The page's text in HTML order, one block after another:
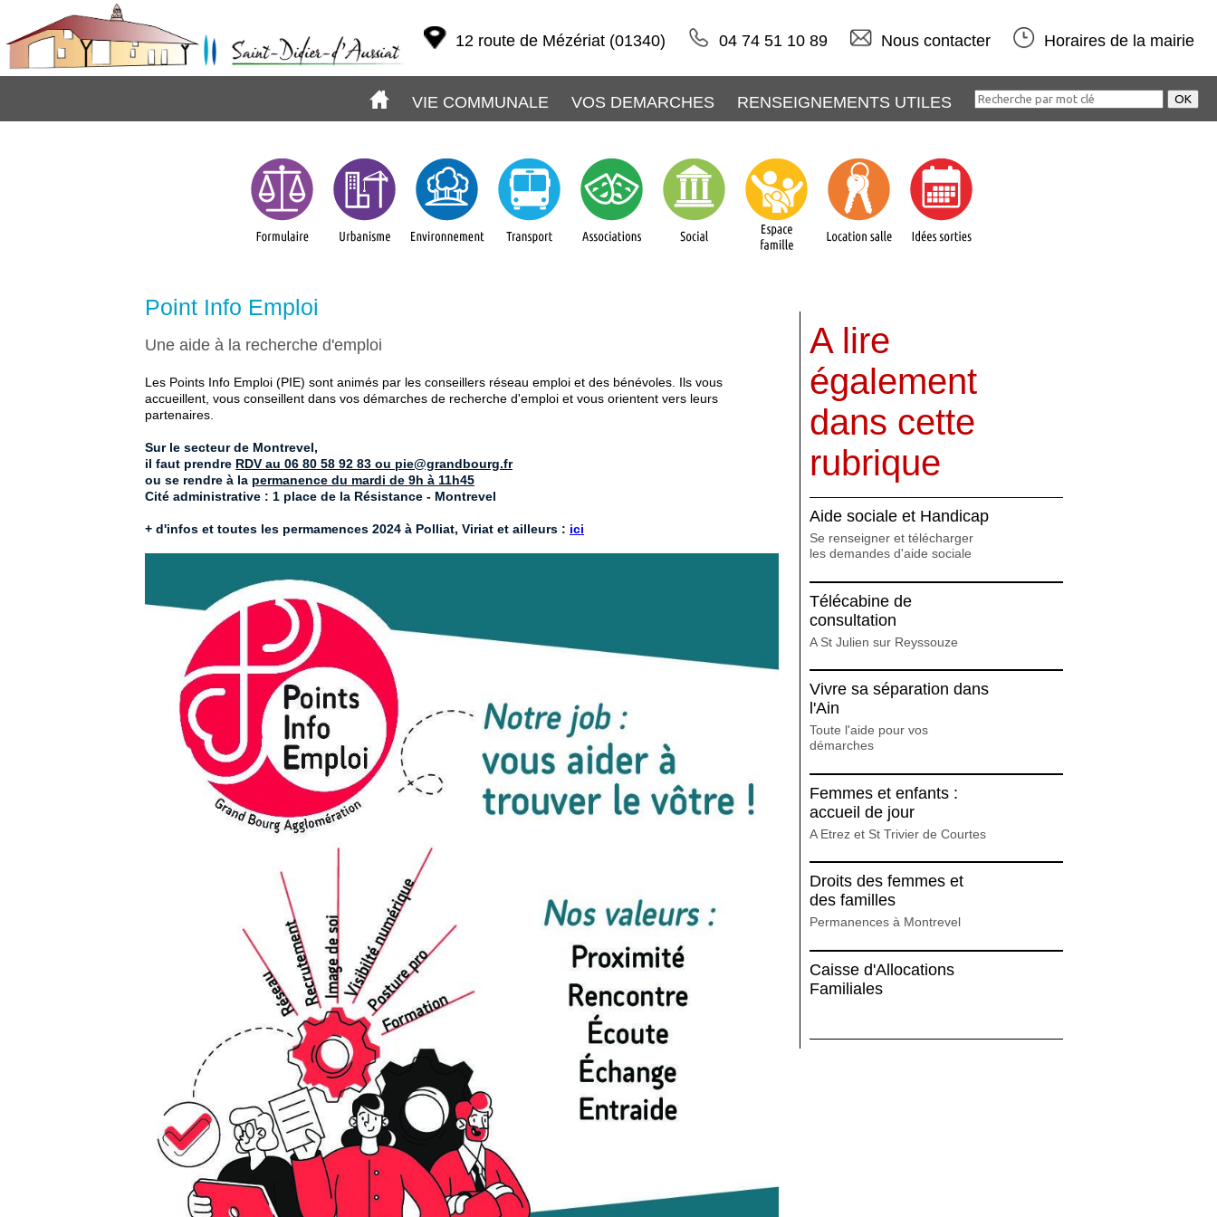
12 route de Mézériat (01340) 04 74 51 10 89 Nous contacter Horaires de la mairie
RENSEIGNEMENTS UTILES
VOS DEMARCHES
VIE COMMUNALE
Point Info Emploi
Une aide à la recherche d'emploi
Les Points Info Emploi (PIE) sont animés par les conseillers réseau emploi et des bénévoles. Ils vous
accueillent, vous conseillent dans vos démarches de recherche d'emploi et vous orientent vers leurs
partenaires.
Sur le secteur de Montrevel,
il faut prendre RDV au 06 80 58 92 83 ou pie@grandbourg.fr
ou se rendre à la permanence du mardi de 9h à 11h45
Cité administrative : 1 place de la Résistance - Montrevel
+ d'infos et toutes les permamences 2024 à Polliat, Viriat et ailleurs : ici
A lire
également
dans cette
rubrique
Aide sociale et Handicap
Se renseigner et télécharger
les demandes d'aide sociale
Télécabine de
consultation
A St Julien sur Reyssouze
Vivre sa séparation dans
l'Ain
Toute l'aide pour vos
démarches
Femmes et enfants :
accueil de jour
A Etrez et St Trivier de Courtes
Droits des femmes et
des familles
Permanences à Montrevel
Caisse d'Allocations
Familiales